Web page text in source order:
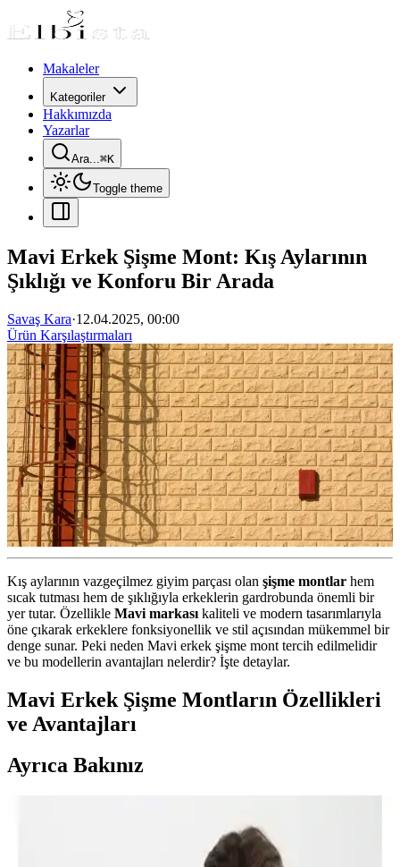
Makaleler
Kategoriler
Hakkımızda
Yazarlar
Ara...⌘K
Toggle theme
Mavi Erkek Şişme Mont: Kış Aylarının
Şıklığı ve Konforu Bir Arada
Savaş Kara·12.04.2025, 00:00
Ürün Karşılaştırmaları
Kış aylarının vazgeçilmez giyim parçası olan şişme montlar hem
sıcak tutması hem de şıklığıyla erkeklerin gardrobunda önemli bir
yer tutar. Özellikle Mavi markası kaliteli ve modern tasarımlarıyla
öne çıkarak erkeklere fonksiyonellik ve stil açısından mükemmel bir
denge sunar. Peki neden Mavi erkek şişme mont tercih edilmelidir
ve bu modellerin avantajları nelerdir? İşte detaylar.
Mavi Erkek Şişme Montların Özellikleri
ve Avantajları
Ayrıca Bakınız
İki Erkek Mont Modelinin Özellikleri ve
Karşılaştırması Detaylı Analizi